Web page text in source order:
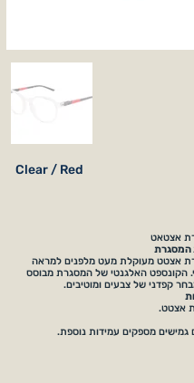
Clear / Red
אצטאט
המסגרת
אצטט מעוקלת מעט מלפנים למראה
הקונספט האלגנטי של המסגרת מבוסס
קפדני של צבעים ומוטיבים.
אצטט.
גמישים מספקים עמידות נוספת.